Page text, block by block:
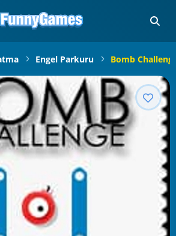
Engel Parkuru Bomb